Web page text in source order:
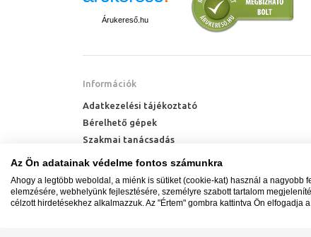
Árukereső.hu
Információk
Adatkezelési tájékoztató
Bérelhető gépek
Szakmai tanácsadás
Technik Cool Pro hőszivattyú tájékoztató
Hőszivattyú kalkulátor
Az Ön adatainak védelme fontos számunkra
Ahogy a legtöbb weboldal, a miénk is sütiket (cookie-kat) használ a
elemzésére, webhelyünk fejlesztésére, személyre szabott tartalom
célzott hirdetésekhez alkalmazzuk. Az "Értem" gombra kattintva Ön elfogadja